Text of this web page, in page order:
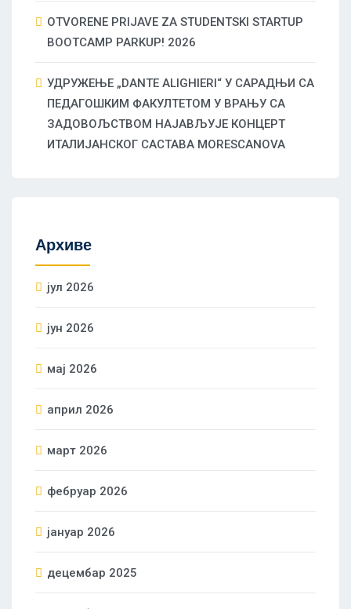
OTVORENE PRIJAVE ZA STUDENTSKI STARTUP
BOOTCAMP PARKUP! 2026
УДРУЖЕЊЕ „DANTE ALIGHIERI“ У САРАДЊИ СА
ПЕДАГОШКИМ ФАКУЛТЕТОМ У ВРАЊУ СА
ЗАДОВОЉСТВОМ НАЈАВЉУЈЕ КОНЦЕРТ
ИТАЛИЈАНСКОГ САСТАВА MORESCANOVA
Архиве
јул 2026
јун 2026
мај 2026
април 2026
март 2026
фебруар 2026
јануар 2026
децембар 2025